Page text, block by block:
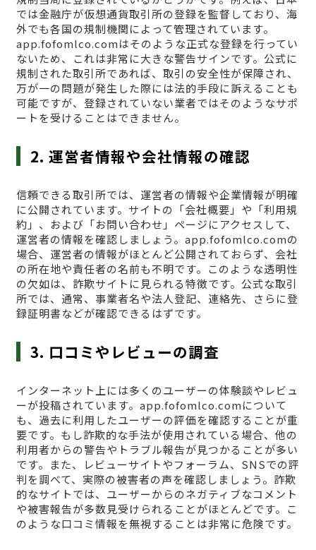
では金融庁が仮想通貨取引所の登録を監督しており、海
外でも各国の規制機関によって管理されています。
app.fofomlco.comはそのような正式な登録を行ってい
ないため、これは非常に大きな警告サインです。公式に
規制された取引所であれば、取引の安全性が保障され、
万が一の問題が発生した際には法的手段に訴えることも
可能ですが、登録されていない業者ではそのようなサポ
ートを受けることはできません。
2. 運営者情報や会社情報の確認
信頼できる取引所では、運営者の情報や企業情報が明確
に公開されています。サイトの「会社概要」や「利用規
約」、および「お問い合わせ」ページにアクセスして、
運営者の情報を確認しましょう。app.fofomlco.comの
場合、運営者の情報がほとんど公開されておらず、会社
の所在地や責任者の名前も不明です。このような透明性
の欠如は、詐欺サイトに見られる特徴です。公式な取引
所では、通常、事業者名や法人登記、連絡先、さらに登
録証明書などが確認できるはずです。
3. 口コミやレビューの調査
インターネット上には多くのユーザーの体験談やレビュ
ーが投稿されています。app.fofomlco.comについて
も、過去に利用したユーザーの評価を確認することが重
要です。もし詐欺的な手法が使用されている場合、他の
利用者からの警告やトラブル報告が見つかることが多い
です。また、レビューサイトやフォーラム、SNSでの評
判を調べて、実際の被害者の声を確認しましょう。詐欺
的なサイトでは、ユーザーからのネガティブなコメント
や被害報告が多数見受けられることがほとんどです。こ
のような口コミ情報を無視することは非常に危険です。